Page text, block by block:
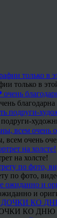
только в
благодарна
подруги-
всем очень
на холсте!
по фото,
и
КО ДНЮ